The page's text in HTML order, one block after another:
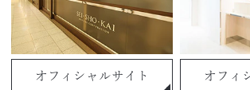
オフィシャルサイト オフィ